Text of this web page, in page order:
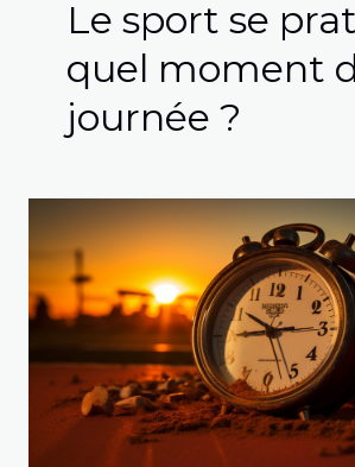
Le sport se
quel moment
journée ?